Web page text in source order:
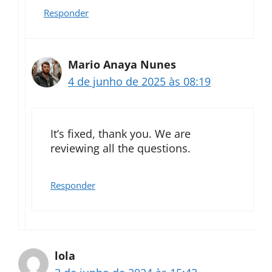
Responder
Mario Anaya Nunes
4 de junho de 2025 às 08:19
It’s fixed, thank you. We are
reviewing all the questions.
Responder
lola